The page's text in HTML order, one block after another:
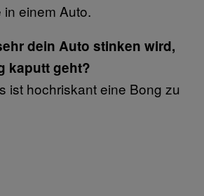
einem Auto.
dein Auto stinken wird,
kaputt geht?
ist hochriskant eine Bong zu